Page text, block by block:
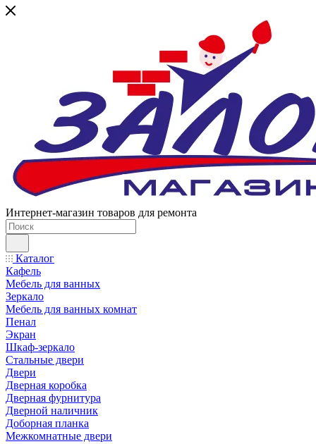
Интернет-магазин товаров для ремонта
Каталог
Кафель
Мебель для ванных
Зеркало
Мебель для ванных комнат
Пенал
Экран
Шкаф-зеркало
Стальные двери
Двери
Дверная коробка
Дверная фурнитура
Дверной наличник
Доборная планка
Межкомнатные двери